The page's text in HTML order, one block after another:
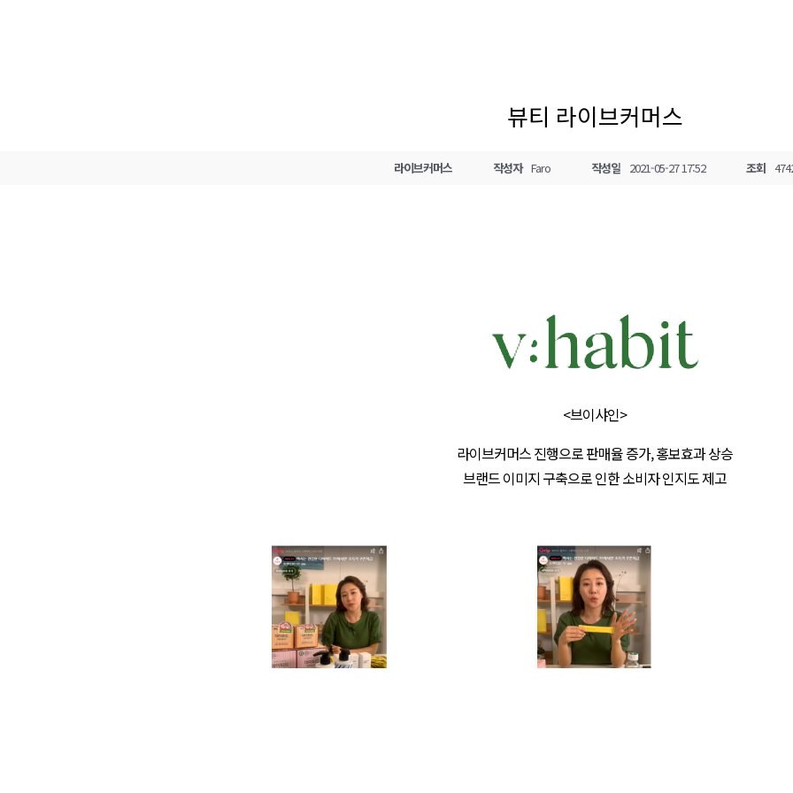
뷰티 라이브커머스
라이브커머스 작성자 Faro 작성일 2021-05-27 17:52 조회
<브이샤인>
라이브커머스 진행으로 판매율 증가, 홍보효과 상승
브랜드 이미지 구축으로 인한 소비자 인지도 제고